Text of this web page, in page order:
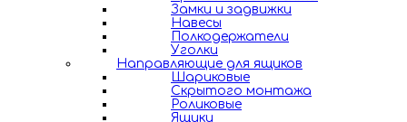
Замки и задвижки
Навесы
Полкодержатели
Уголки
Направляющие для ящиков
Шариковые
Скрытого монтажа
Роликовые
Ящики